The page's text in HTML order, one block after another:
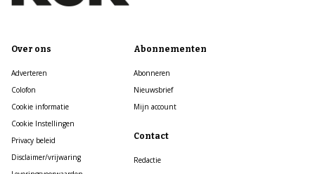
Over ons
Adverteren
Colofon
Cookie informatie
Cookie Instellingen
Privacy beleid
Disclaimer/vrijwaring
Abonnementen
Abonneren
Nieuwsbrief
Mijn account
Contact
Redactie